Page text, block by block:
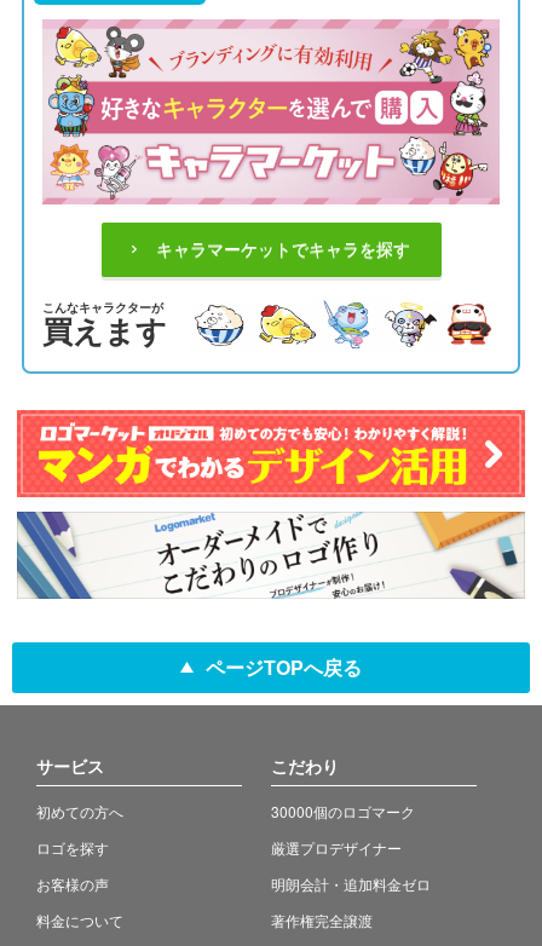
キャラマーケットでキャラを探す
こんなキャラクターが
買えます
ページTOPへ戻る
サービス
初めての方へ
ロゴを探す
お客様の声
料金について
こだわり
30000個のロゴマーク
厳選プロデザイナー
明朗会計・追加料金ゼロ
著作権完全譲渡